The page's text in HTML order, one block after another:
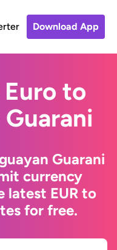
Download App
to
Guarani
currency
latest EUR to
for free.